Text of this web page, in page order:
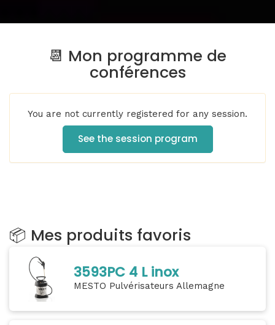
📆 Mon programme de
conférences
You are not currently registered for any session.
See the session program
📦 Mes produits favoris
3593PC 4 L inox
MESTO Pulvérisateurs Allemagne